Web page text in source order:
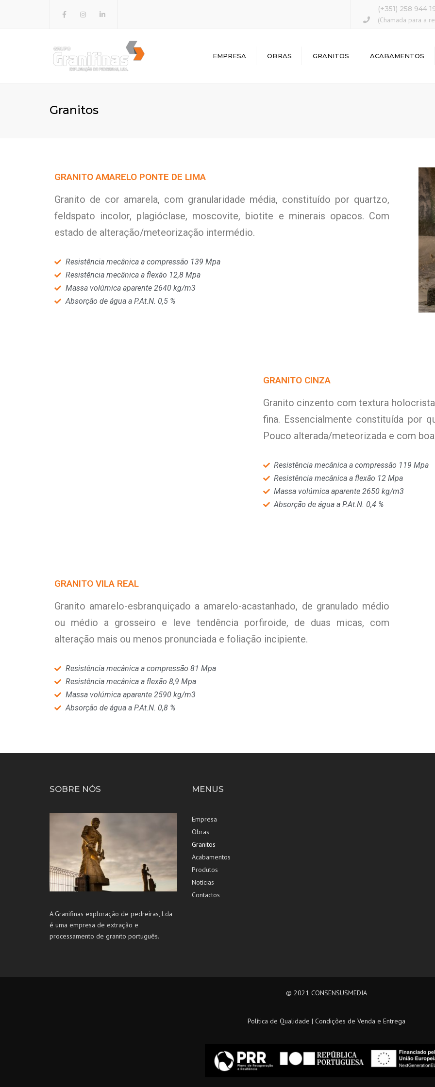
(+351) 258 944
(Chamada para a
EMPRESA OBRAS GRANITOS ACABAMENTOS
Granitos
GRANITO AMARELO PONTE DE LIMA
Granito de cor amarela, com granularidade média, constituído por quartzo,
feldspato incolor, plagióclase, moscovite, biotite e minerais opacos. Com
estado de alteração/meteorização intermédio.
Resistência mecânica a compressão 139 Mpa
Resistência mecânica a flexão 12,8 Mpa
Massa volúmica aparente 2640 kg/m3
Absorção de água a P.At.N. 0,5 %
GRANITO CINZA
Granito cinzento com textura
fina. Essencialmente constituída por
Pouco alterada/meteorizada e com
Resistência mecânica a compressão 119 Mpa
Resistência mecânica a flexão 12 Mpa
Massa volúmica aparente 2650 kg/m3
Absorção de água a P.At.N. 0,4 %
GRANITO VILA REAL
Granito amarelo-esbranquiçado a amarelo-acastanhado, de granulado médio
ou médio a grosseiro e leve tendência porfiroide, de duas micas, com
alteração mais ou menos pronunciada e foliação incipiente.
Resistência mecânica a compressão 81 Mpa
Resistência mecânica a flexão 8,9 Mpa
Massa volúmica aparente 2590 kg/m3
Absorção de água a P.At.N. 0,8 %
SOBRE NÓS
A Granifinas exploração de pedreiras, Lda
é uma empresa de extração e
processamento de granito português.
MENUS
Empresa
Obras
Granitos
Acabamentos
Produtos
Notícias
Contactos
© 2021 CONSENSUSMEDIA
Política de Qualidade | Condições de Venda e Entrega